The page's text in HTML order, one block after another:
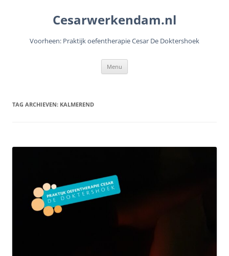
Cesarwerkendam.nl
Voorheen: Praktijk oefentherapie Cesar De Doktershoek
Menu
TAG ARCHIEVEN: KALMEREND